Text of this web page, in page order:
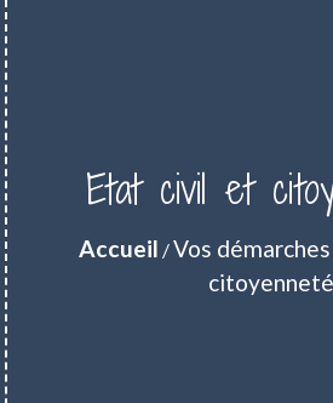
Etat civil et
Accueil /Vos démarches
citoyenneté